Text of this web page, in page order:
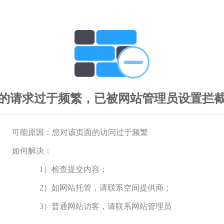
请求过于频繁，已被网站管理员设置拦
可能原因：您对该页面的访问过于频繁
如何解决：
1）检查提交内容；
2）如网站托管，请联系空间提供商；
3）普通网站访客，请联系网站管理员